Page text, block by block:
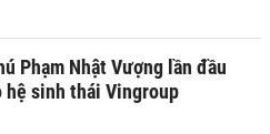
Phạm Nhật Vượng lần đầu
hệ sinh thái Vingroup